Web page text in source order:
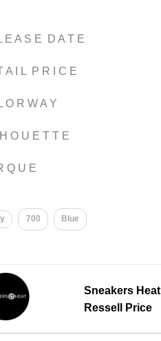
E A S E D A T E
A I L P R I C E
O R W A Y
O U E T T E
Q U E
700 Blue
Sneakers Heat
Ressell Price